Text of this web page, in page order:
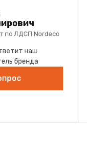
по ЛДСП Nordeco
наш
бренда